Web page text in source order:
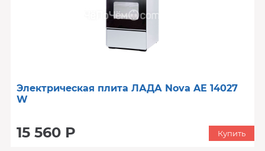
Электрическая плита ЛАДА Nova AE 14027
W
15 560 Р Купить